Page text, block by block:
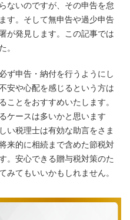
ないのですが、その申告を怠
す。そして無申告や過少申告
が発見します。この記事では
。
ず申告・納付を行うようにし
安や心配を感じるという方は
ことをおすすめいたします。
ケースは多いかと思います
い税理士は有効な助言をさま
来的に相続まで含めた節税対
。安心できる贈与税対策のた
みてもいいかもしれません。